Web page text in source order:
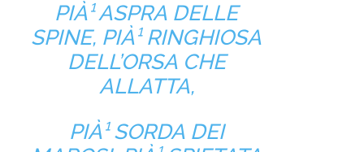
PIÀ¹ ASPRA DELLE
SPINE, PIÀ¹ RINGHIOSA
DELL’ORSA CHE
ALLATTA,
PIÀ¹ SORDA DEI